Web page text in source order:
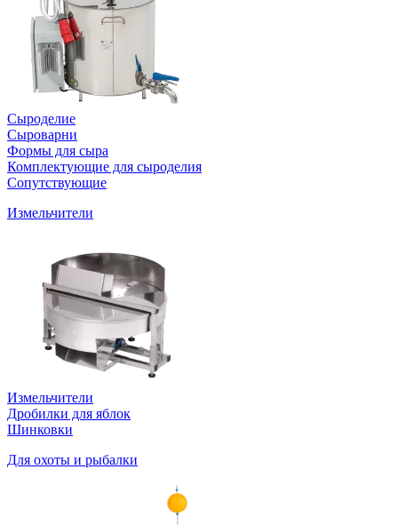
Сыроделие
Сыроварни
Формы для сыра
Комплектующие для сыроделия
Сопутствующие
Измельчители
Измельчители
Дробилки для яблок
Шинковки
Для охоты и рыбалки